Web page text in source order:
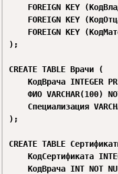
FOREIGN KEY
FOREIGN KEY
FOREIGN KEY
);
CREATE TABLE Врачи (
КодВрача INTEGER
ФИО VARCHAR(100)
Специализация
);
CREATE TABLE
КодСертификата
КодВрача INT NOT